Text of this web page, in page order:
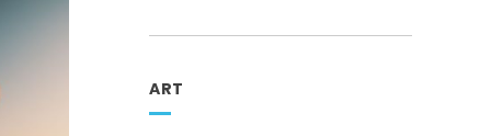
ART